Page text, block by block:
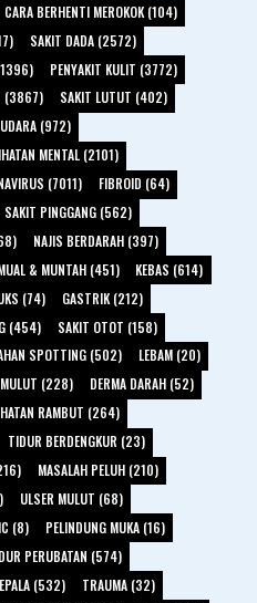
CARA BERHENTI MEROKOK (104)
SAKIT DADA (2572)
PENYAKIT KULIT (3772)
(3867)
SAKIT LUTUT (402)
(972)
MENTAL (2101)
(7011)
FIBROID (64)
SAKIT PINGGANG (562)
NAJIS BERDARAH (397)
& MUNTAH (451)
KEBAS (614)
(74)
GASTRIK (212)
(454)
SAKIT OTOT (158)
SPOTTING (502)
LEBAM (20)
(228)
DERMA DARAH (52)
RAMBUT (264)
TIDUR BERDENGKUR (23)
MASALAH PELUH (210)
ULSER MULUT (68)
(8)
PELINDUNG MUKA (16)
PERUBATAN (574)
(532)
TRAUMA (32)